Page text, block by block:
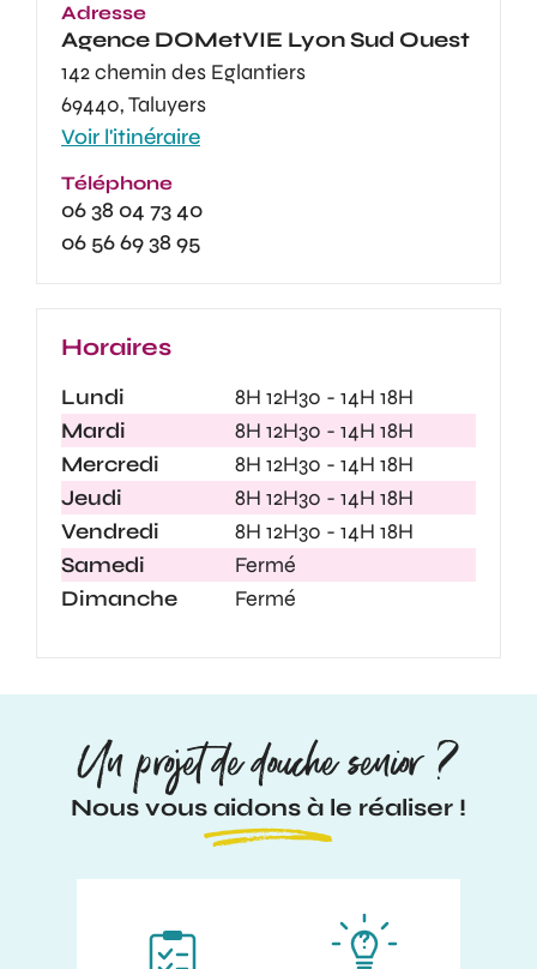
Adresse
Agence DOMetVIE Lyon Sud Ouest
142 chemin des Eglantiers
69440, Taluyers
Voir l'itinéraire
Téléphone
06 38 04 73 40
06 56 69 38 95
Horaires
Lundi
8H 12H30 - 14H 18H
Mardi
8H 12H30 - 14H 18H
Mercredi
8H 12H30 - 14H 18H
Jeudi
8H 12H30 - 14H 18H
Vendredi
8H 12H30 - 14H 18H
Samedi
Fermé
Dimanche
Fermé
Un projet de douche senior ?
Nous vous aidons à le réaliser !